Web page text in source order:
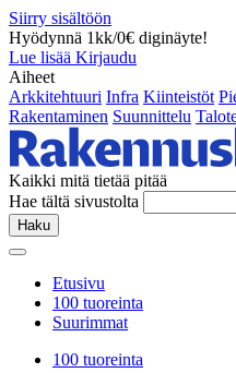
Siirry sisältöön
Hyödynnä 1kk/0€ diginäyte!
Lue lisää Kirjaudu
Aiheet
Arkkitehtuuri Infra Kiinteistöt
Rakentaminen Suunnittelu
Kaikki mitä tietää pitää
Hae tältä sivustolta
Haku
Etusivu
100 tuoreinta
Suurimmat
100 tuoreinta